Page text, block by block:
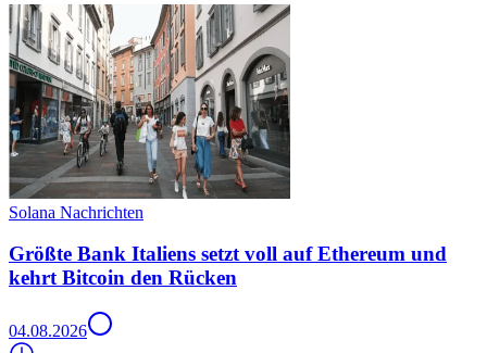
Solana Nachrichten
Größte Bank Italiens setzt voll auf Ethereum und
kehrt Bitcoin den Rücken
04.08.2026